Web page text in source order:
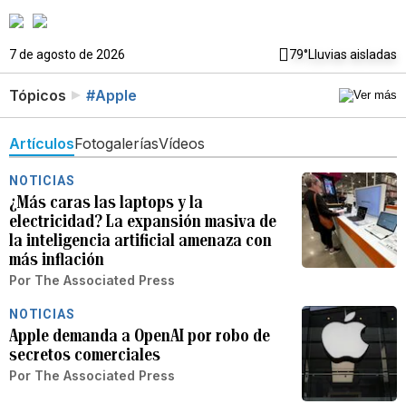
7 de agosto de 2026 79°Lluvias aisladas
Tópicos #Apple
ArtículosFotogaleríasVídeos
NOTICIAS
¿Más caras las laptops y la
electricidad? La expansión masiva de
la inteligencia artificial amenaza con
más inflación
Por The Associated Press
NOTICIAS
Apple demanda a OpenAI por robo de
secretos comerciales
Por The Associated Press